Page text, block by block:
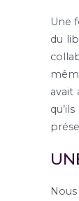
Une
du
avait